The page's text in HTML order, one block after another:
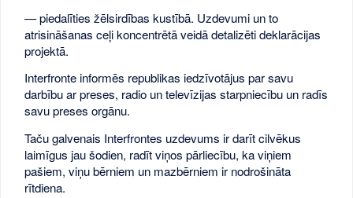
— piedalīties žēlsirdības kustībā. Uzdevumi un to
atrisināšanas ceļi koncentrētā veidā detalizēti deklarācijas
projektā.
Interfronte informēs republikas iedzīvotājus par savu
darbību ar preses, radio un televīzijas starpniecību un radīs
savu preses orgānu.
Taču galvenais Interfrontes uzdevums ir darīt cilvēkus
laimīgus jau šodien, radīt viņos pārliecību, ka viņiem
pašiem, viņu bērniem un mazbērniem ir nodrošināta
rītdiena.